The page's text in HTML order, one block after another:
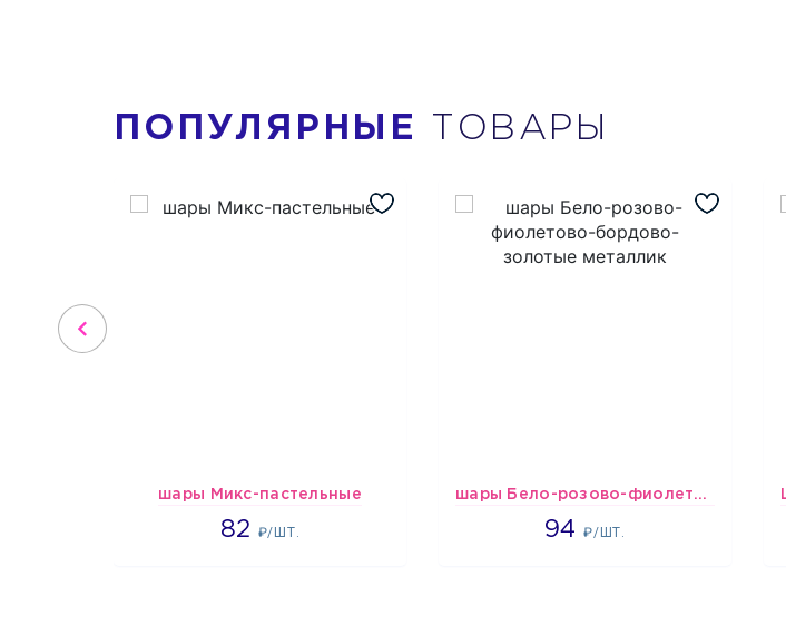
ПОПУЛЯРНЫЕ ТОВАРЫ
шары Микс-пастельные
82 ₽/ШТ.
1637 шары Бело-розово-фиолетово-бордово-золотые металлик
94₽/ШТ.
1697